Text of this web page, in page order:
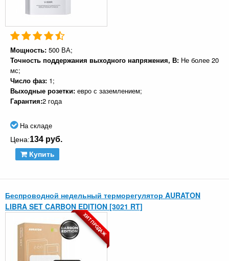
Мощность: 500 ВА;
Точность поддержания выходного напряжения, В: Не более 20
мс;
Число фаз: 1;
Выходные розетки: евро с заземлением;
Гарантия:2 года
На складе
Цена:134 руб.
Купить
Беспроводной недельный терморегулятор AURATON
LIBRA SET CARBON EDITION [3021 RT]
ХИТ ПРОДАЖ